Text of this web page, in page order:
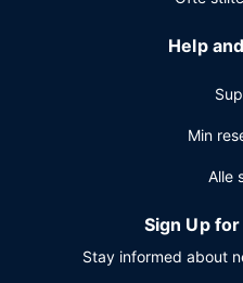
2508 kvadratmeter, blant
møterom. Gjestene tilbys
forespørsel uten ekstra
Help
Min
Alle
Sign Up
Stay informed about